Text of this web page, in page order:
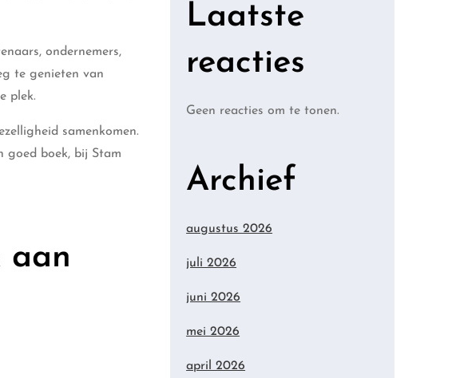
ondernemers,
te genieten van
plek.
samenkomen.
goed boek, bij Stam
aan
Laatste
reacties
Geen reacties om te tonen.
Archief
augustus 2026
juli 2026
juni 2026
mei 2026
april 2026